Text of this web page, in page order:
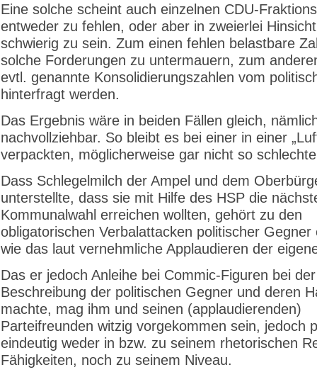
Eine solche scheint auch einzelnen CDU-
entweder zu fehlen, oder aber in zweierlei
schwierig zu sein. Zum einen fehlen belastbare
solche Forderungen zu untermauern, zum
evtl. genannte Konsolidierungszahlen vom
hinterfragt werden.
Das Ergebnis wäre in beiden Fällen gleich,
nachvollziehbar. So bleibt es bei einer in einer
verpackten, möglicherweise gar nicht so
Dass Schlegelmilch der Ampel und dem
unterstellte, dass sie mit Hilfe des HSP die
Kommunalwahl erreichen wollten, gehört zu den
obligatorischen Verbalattacken politischer Gegner
wie das laut vernehmliche Applaudieren der
Das er jedoch Anleihe bei Commic-Figuren bei der
Beschreibung der politischen Gegner und deren
machte, mag ihm und seinen (applaudierenden)
Parteifreunden witzig vorgekommen sein, jedoch
eindeutig weder in bzw. zu seinem rhetorischen
Fähigkeiten, noch zu seinem Niveau.